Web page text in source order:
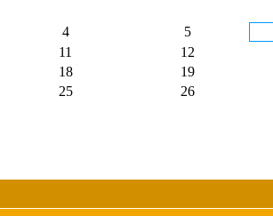
4
5
11
12
18
19
25
26